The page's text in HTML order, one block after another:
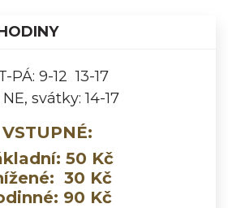
PÁ: 9-12 13-17
NE, svátky: 14-17
VSTUPNÉ:
50 Kč
30 Kč
90 Kč